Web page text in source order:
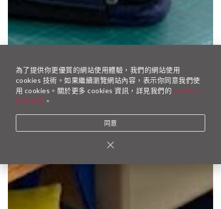
為了提供你更優質的網站使用體驗，我們的網站使用
cookies 技術。如果繼續瀏覽網站內容，表示你同意我們使
用 cookies。關於更多 cookies 資訊，詳見我們的 cookies
政策聲明 。
同意